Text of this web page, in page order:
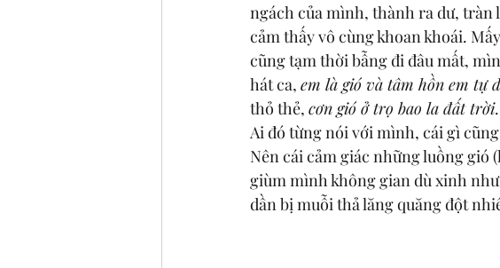
ngách của mình, thành ra dư,
cảm thấy vô cùng khoan khoái.
cũng tạm thời bẫng đi đâu mất,
hát ca, em là gió và tâm hồn em tự
thỏ thẻ, cơn gió ở trọ bao la đất trời
Ai đó từng nói với mình, cái gì
Nên cái cảm giác những luồng gió
giùm mình không gian dù xinh
dần bị muỗi thả lăng quăng đột